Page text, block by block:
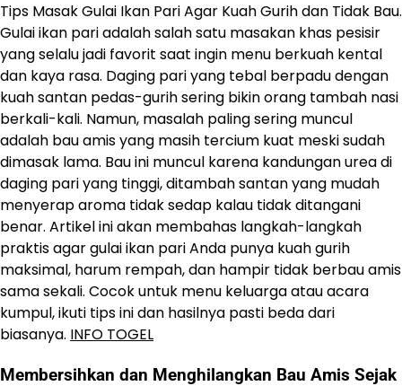
Tips Masak Gulai Ikan Pari Agar Kuah Gurih dan Tidak Bau.
Gulai ikan pari adalah salah satu masakan khas pesisir
yang selalu jadi favorit saat ingin menu berkuah kental
dan kaya rasa. Daging pari yang tebal berpadu dengan
kuah santan pedas-gurih sering bikin orang tambah nasi
berkali-kali. Namun, masalah paling sering muncul
adalah bau amis yang masih tercium kuat meski sudah
dimasak lama. Bau ini muncul karena kandungan urea di
daging pari yang tinggi, ditambah santan yang mudah
menyerap aroma tidak sedap kalau tidak ditangani
benar. Artikel ini akan membahas langkah-langkah
praktis agar gulai ikan pari Anda punya kuah gurih
maksimal, harum rempah, dan hampir tidak berbau amis
sama sekali. Cocok untuk menu keluarga atau acara
kumpul, ikuti tips ini dan hasilnya pasti beda dari
biasanya. INFO TOGEL
Membersihkan dan Menghilangkan Bau Amis Sejak